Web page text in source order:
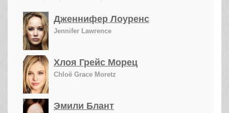
Дженнифер Лоуренс
Jennifer Lawrence
Хлоя Грейс Морец
Chloë Grace Moretz
Эмили Блант